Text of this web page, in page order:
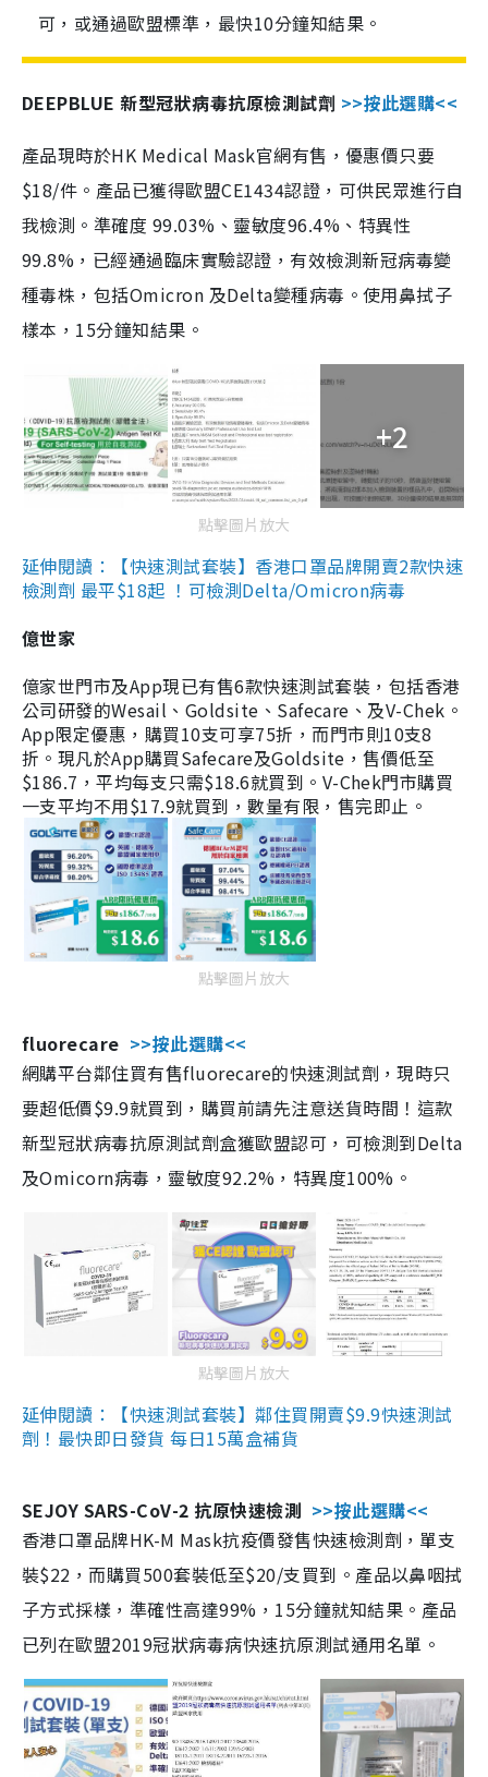
可，或通過歐盟標準，最快10分鐘知結果。
DEEPBLUE 新型冠狀病毒抗原檢測試劑 >>按此選購<<
產品現時於HK Medical Mask官網有售，優惠價只要
$18/件。產品已獲得歐盟CE1434認證，可供民眾進行自
我檢測。準確度 99.03%、靈敏度96.4%、特異性
99.8%，已經通過臨床實驗認證，有效檢測新冠病毒變
種毒株，包括Omicron 及Delta變種病毒。使用鼻拭子
樣本，15分鐘知結果。
+2
點擊圖片放大
延伸閱讀：【快速測試套裝】香港口罩品牌開賣2款快速
檢測劑 最平$18起 ！可檢測Delta/Omicron病毒
億世家
億家世門市及App現已有售6款快速測試套裝，包括香港
公司研發的Wesail、Goldsite、Safecare、及V-Chek。
App限定優惠，購買10支可享75折，而門市則10支8
折。現凡於App購買Safecare及Goldsite，售價低至
$186.7，平均每支只需$18.6就買到。V-Chek門市購買
一支平均不用$17.9就買到，數量有限，售完即止。
點擊圖片放大
fluorecare >>按此選購<<
網購平台鄰住買有售fluorecare的快速測試劑，現時只
要超低價$9.9就買到，購買前請先注意送貨時間！這款
新型冠狀病毒抗原測試劑盒獲歐盟認可，可檢測到Delta
及Omicorn病毒，靈敏度92.2%，特異度100%。
點擊圖片放大
延伸閱讀：【快速測試套裝】鄰住買開賣$9.9快速測試
劑！最快即日發貨 每日15萬盒補貨
SEJOY SARS-CoV-2 抗原快速檢測 >>按此選購<<
香港口罩品牌HK-M Mask抗疫價發售快速檢測劑，單支
裝$22，而購買500套裝低至$20/支買到。產品以鼻咽拭
子方式採樣，準確性高達99%，15分鐘就知結果。產品
已列在歐盟2019冠狀病毒病快速抗原測試通用名單。